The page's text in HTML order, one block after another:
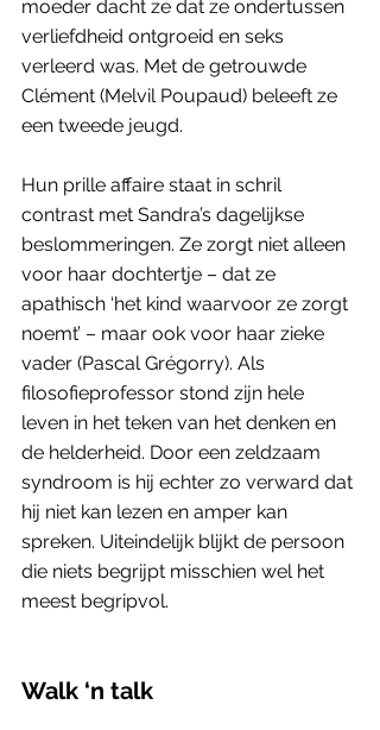
moeder dacht ze dat ze ondertussen
verliefdheid ontgroeid en seks
verleerd was. Met de getrouwde
Clément (Melvil Poupaud) beleeft ze
een tweede jeugd.
Hun prille affaire staat in schril
contrast met Sandra’s dagelijkse
beslommeringen. Ze zorgt niet alleen
voor haar dochtertje – dat ze
apathisch ‘het kind waarvoor ze zorgt
noemt’ – maar ook voor haar zieke
vader (Pascal Grégorry). Als
filosofieprofessor stond zijn hele
leven in het teken van het denken en
de helderheid. Door een zeldzaam
syndroom is hij echter zo verward dat
hij niet kan lezen en amper kan
spreken. Uiteindelijk blijkt de persoon
die niets begrijpt misschien wel het
meest begripvol.
Walk ‘n talk